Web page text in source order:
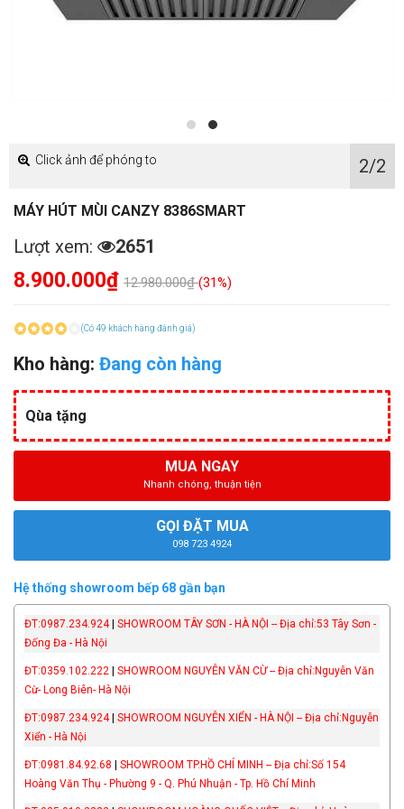
Click ảnh để phóng to 2/2
MÁY HÚT MÙI CANZY 8386SMART
Lượt xem: 2651
8.900.000₫ 12.980.000₫(31%)
(Có 49 khách hàng đánh giá)
Kho hàng: Đang còn hàng
Qùa tặng
MUA NGAY
Nhanh chóng, thuận tiện
GỌI ĐẶT MUA
098 723 4924
Hệ thống showroom bếp 68 gần bạn
ĐT:0987.234.924| SHOWROOM TÂY SƠN - HÀ NỘI -- Địa chỉ:53 Tây Sơn -
Đống Đa - Hà Nội
ĐT:0359.102.222
SHOWROOM NGUYỄN VĂN CỪ -- Địa chỉ:Nguyễn Văn
Cừ- Long Biên- Hà Nội
ĐT:0987.234.924| SHOWROOM NGUYỄN XIỂN - HÀ NỘI -- Địa chỉ:Nguyễn
Xiển - Hà Nội
ĐT:0981.84.92.68
SHOWROOM TP.HỒ CHÍ MINH -- Địa chỉ:Số 154
Hoàng Văn Thụ - Phường 9 - Q. Phú Nhuận - Tp. Hồ Chí Minh